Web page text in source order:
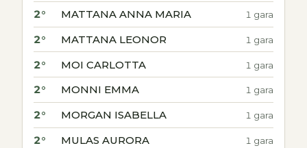
2° MATTANA ANNA MARIA 1 gara
2° MATTANA LEONOR 1 gara
2° MOI CARLOTTA 1 gara
2° MONNI EMMA 1 gara
2° MORGAN ISABELLA 1 gara
2° MULAS AURORA 1 gara